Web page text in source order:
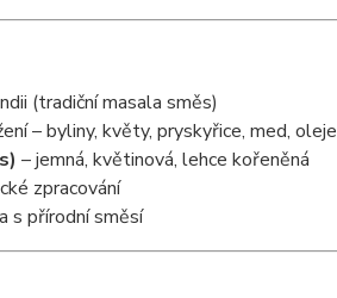
(tradiční masala směs)
– byliny, květy, pryskyřice, med, oleje
– jemná, květinová, lehce kořeněná
zpracování
s přírodní směsí